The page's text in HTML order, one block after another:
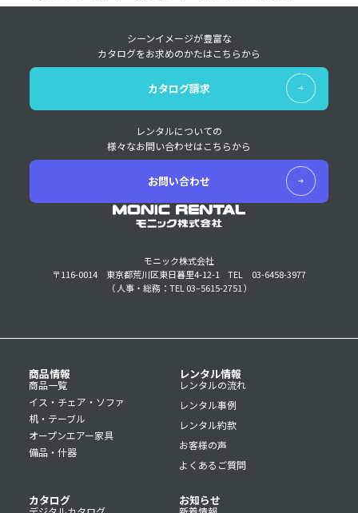
モニック株式会社
〒116-0014 東京都荒川区東日暮里4-12-1
TEL 03-6458-3977
（ 人事・総務：TEL 03–5615-2751 ）
シーンイメージが豊富な
カタログをお求めのかたはこちらから
カタログ請求
レンタルについての
様々なお問い合わせはこちらから
お問い合わせ
商品情報
商品一覧
イス・チェア・ソファ
机・テーブル
オープンエアー家具
備品・什器
レンタル情報
レンタルの流れ
レンタル事例
レンタル約款
お客様の声
よくあるご質問
カタログ お知らせ